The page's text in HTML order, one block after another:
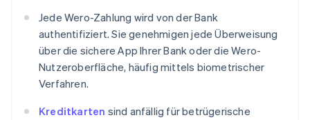
Jede Wero-Zahlung wird von der Bank
authentifiziert. Sie genehmigen jede Überweisung
über die sichere App Ihrer Bank oder die Wero-
Nutzeroberfläche, häufig mittels biometrischer
Verfahren.
Kreditkarten sind anfällig für betrügerische